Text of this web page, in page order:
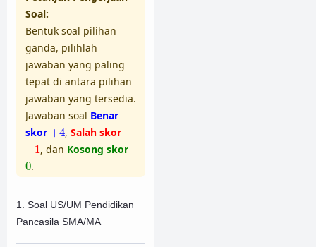
Soal:
Bentuk soal pilihan
ganda, pilihlah
jawaban yang paling
tepat di antara pilihan
jawaban yang tersedia.
Jawaban soal Benar
skor +4
+ 4, Salah skor
−1
1 , dan Kosong skor
0
0.
1. Soal US/UM Pendidikan
Pancasila SMA/MA